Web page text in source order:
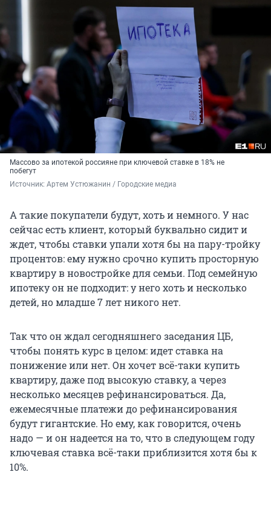
Массово за ипотекой россияне при ключевой ставке в 18% не
побегут
Источник: Артем Устюжанин / Городские медиа
А такие покупатели будут, хоть и немного. У нас
сейчас есть клиент, который буквально сидит и
ждет, чтобы ставки упали хотя бы на пару-тройку
процентов: ему нужно срочно купить просторную
квартиру в новостройке для семьи. Под семейную
ипотеку он не подходит: у него хоть и несколько
детей, но младше 7 лет никого нет.
Так что он ждал сегодняшнего заседания ЦБ,
чтобы понять курс в целом: идет ставка на
понижение или нет. Он хочет всё-таки купить
квартиру, даже под высокую ставку, а через
несколько месяцев рефинансироваться. Да,
ежемесячные платежи до рефинансирования
будут гигантские. Но ему, как говорится, очень
надо — и он надеется на то, что в следующем году
ключевая ставка всё-таки приблизится хотя бы к
10%.